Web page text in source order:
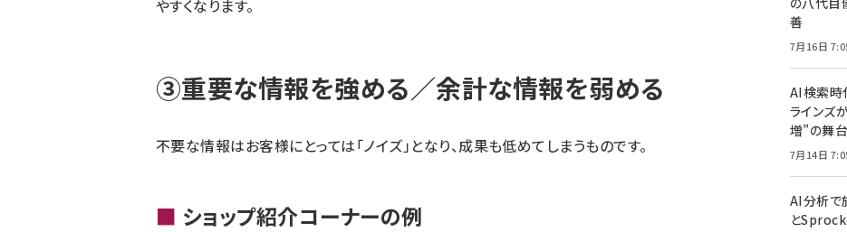
やすくなります。
③重要な情報を強める／余計な情報を弱める
不要な情報はお客様にとっては「ノイズ」となり、成果も低めてしまうものです。
■ ショップ紹介コーナーの例
善
7月16日
AI検索時
ラインズ
増”の舞
7月14日
AI分析で
と